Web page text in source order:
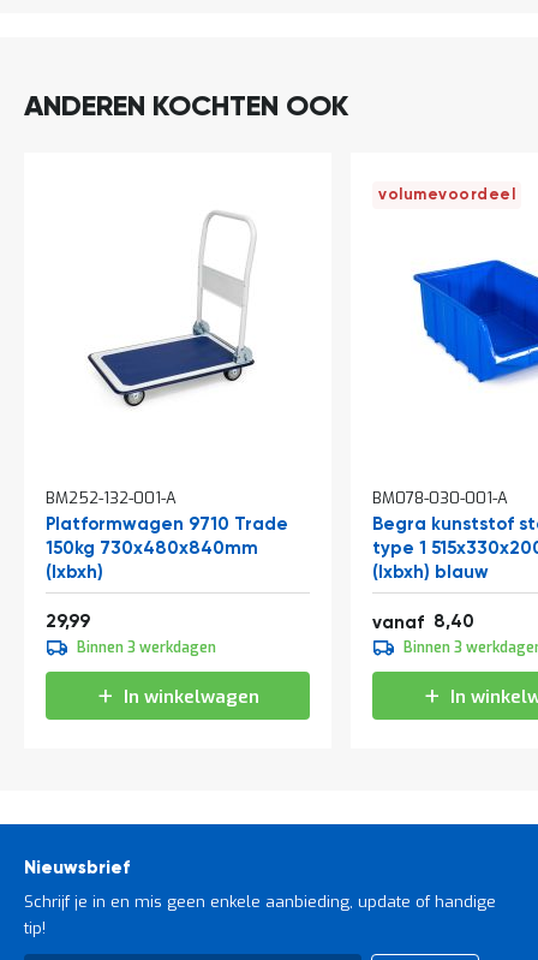
ANDEREN KOCHTEN OOK
BM252-132-001-A
Platformwagen 9710 Trade
150kg 730x480x840mm
(lxbxh)
29,99
winkelwagen
Binnen 3 werkdagen
In winkelwagen
volumevoordeel
BM078-030-001-A
Begra kunststof
type 1
(lxbxh) blauw
vanaf 8,40
10,16
9,30
11,25
winkelwagen
Binnen 3
In
Nieuwsbrief
Schrijf je in en mis geen enkele aanbieding, update of handige
tip!